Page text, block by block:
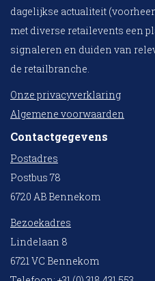
dagelijkse actualiteit
met diverse retailevents een
signaleren en duiden van
de retailbranche.
Onze privacyverklaring
Algemene voorwaarden
Contactgegevens
Postadres
Postbus 78
6720 AB Bennekom
Bezoekadres
Lindelaan 8
6721 VC Bennekom